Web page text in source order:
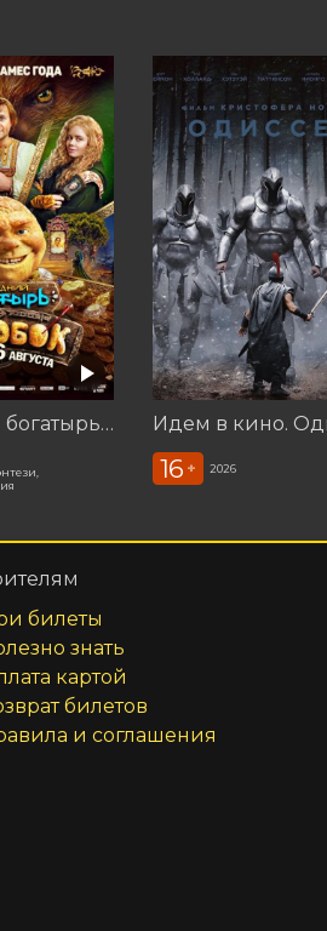
Последний богатырь. Колобок Идем в кино.
16 + 2026
билеты
знать
картой
билетов
и соглашения